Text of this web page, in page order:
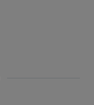
 Sign in